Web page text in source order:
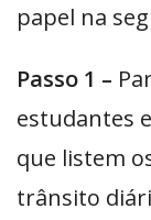
papel na
Passo 1 –
estudantes
que listem
trânsito